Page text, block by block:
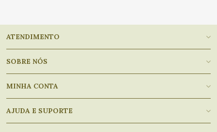
ATENDIMENTO
SOBRE NÓS
MINHA CONTA
AJUDA E SUPORTE